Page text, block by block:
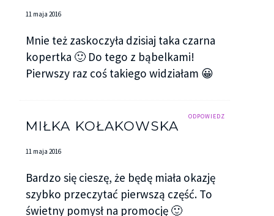
11 maja 2016
Mnie też zaskoczyła dzisiaj taka czarna
kopertka 🙂 Do tego z bąbelkami!
Pierwszy raz coś takiego widziałam 😀
ODPOWIEDZ
MIŁKA KOŁAKOWSKA
11 maja 2016
Bardzo się cieszę, że będę miała okazję
szybko przeczytać pierwszą część. To
świetny pomysł na promocję 🙂